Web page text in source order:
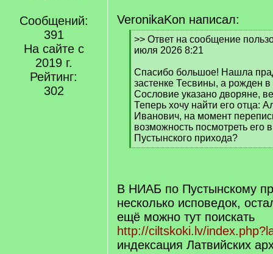
Сообщений:
391
На сайте с
2019 г.
Рейтинг:
302
VeronikaKon написал:
[
q
>> Ответ на сообщение
июля 2026 8:21
Спасибо большое! Нашла
застенке Тесвины, а рожден
Сословие указано дворяне,
Теперь хочу найти его отца:
Иванович, на момент
возможность посмотреть его
Пустынского прихода?
[
В НИАБ по Пустынскому
несколько исповедок,
ещё можно тут поискать
http://ciltskoki.lv/
индексация Латвийских